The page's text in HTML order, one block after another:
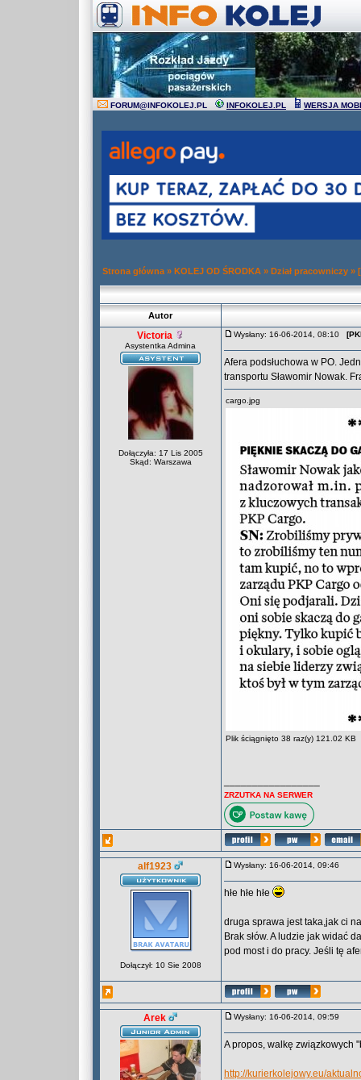
FORUM@INFOKOLEJ.PL INFOKOLEJ.PL WERSJA
Strona główna » KOLEJ OD ŚRODKA » Dział pracowniczy »
Autor
Victoria
Asystentka Admina
Dołączyła: 17 Lis 2005
Skąd: Warszawa
Wysłany: 16-06-2014, 08:10
Afera podsłuchowa w PO.
transportu Sławomir Nowak.
cargo.jpg
Plik ściągnięto 38 raz(y) 121.02 KB
ZRZUTKA NA SERWER
alf1923
Dołączył: 10 Sie 2008
Wysłany: 16-06-2014, 09:46
hłe hłe hłe
druga sprawa jest taka,jak ci
Brak słów. A ludzie jak widać
pod most i do pracy. Jeśli tę
Arek Wysłany: 16-06-2014, 09:59
A propos, walkę związkowych
http://kurierkolejowy.eu/